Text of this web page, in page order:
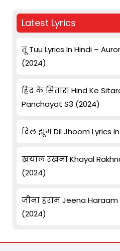
Latest Lyrics
तू Tuu Lyrics In Hindi –
(2024)
हिंद के सितारा Hind Ke
Panchayat S3 (2024)
दिल झूम Dil Jhoom Lyrics
खयाल रखना Khayal
(2024)
जीना हराम Jeena Haraam
(2024)